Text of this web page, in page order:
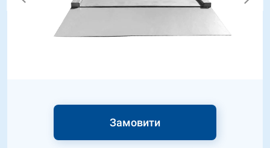
Замовити